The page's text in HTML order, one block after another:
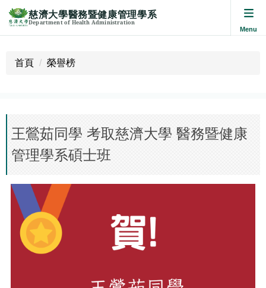
容
區
慈濟大學醫務暨健康管理學系
Department of Health Administration
首頁 榮譽榜
王鶯茹同學 考取慈濟大學 醫務暨健康
管理學系碩士班